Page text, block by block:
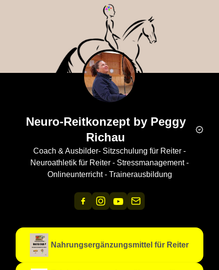
Neuro-Reitkonzept by Peggy
Richau
Coach & Ausbilder- Sitzschulung für Reiter -
Neuroathletik für Reiter - Stressmanagement -
Onlineunterricht - Trainerausbildung
Nahrungsergänzungsmittel für Reiter